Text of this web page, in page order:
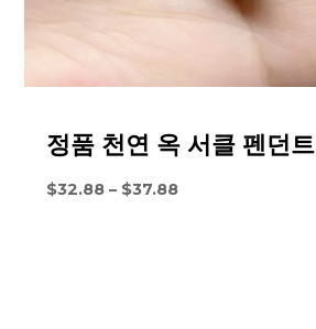
정품 천연 옥 서클 펜던트
$32.88 – $37.88가